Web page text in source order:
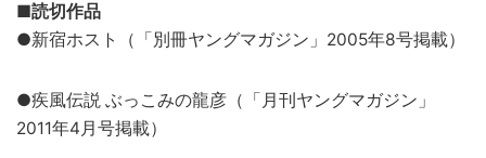
■読切作品
●新宿ホスト（「別冊ヤングマガジン」2005年8号掲載）
●疾風伝説 ぶっこみの龍彦（「月刊ヤングマガジン」
2011年4月号掲載）